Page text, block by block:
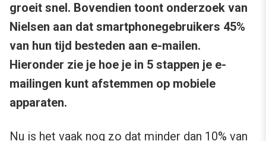
groeit snel. Bovendien toont onderzoek van
Nielsen aan dat smartphonegebruikers 45%
van hun tijd besteden aan e-mailen.
Hieronder zie je hoe je in 5 stappen je e-
mailingen kunt afstemmen op mobiele
apparaten.
Nu is het vaak nog zo dat minder dan 10% van